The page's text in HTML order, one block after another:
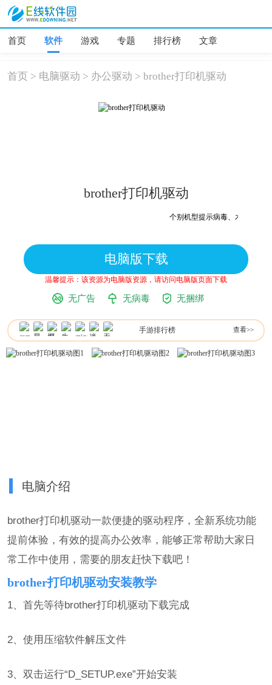
首页 软件 游戏 专题 排行榜 文章
首页 > 电脑驱动 > 办公驱动 >brother打印机驱动
brother打印机驱动
个别机型提示病毒、木马、危险
电脑版下载
温馨提示：该资源为电脑版资源，请访问电脑版页面下载
无广告 无病毒 无捆绑
手游排行榜 查看>>
电脑介绍
brother打印机驱动一款便捷的驱动程序，全新系统功能
提前体验，有效的提高办公效率，能够正常帮助大家日
常工作中使用，需要的朋友赶快下载吧！
brother打印机驱动安装教学
1、首先等待brother打印机驱动下载完成
2、使用压缩软件解压文件
3、双击运行“D_SETUP.exe”开始安装